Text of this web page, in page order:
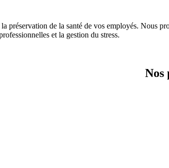
de la santé de vos employés. Nous
et la gestion du stress.
Nos